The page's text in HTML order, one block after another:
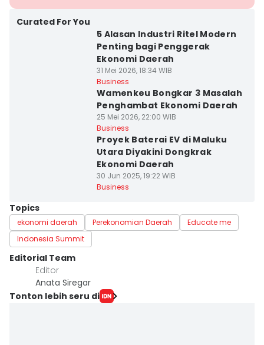
Curated For You
5 Alasan Industri Ritel Modern
Penting bagi Penggerak
Ekonomi Daerah
31 Mei 2026, 18:34 WIB
Business
Wamenkeu Bongkar 3 Masalah
Penghambat Ekonomi Daerah
25 Mei 2026, 22:00 WIB
Business
Proyek Baterai EV di Maluku
Utara Diyakini Dongkrak
Ekonomi Daerah
30 Jun 2025, 19:22 WIB
Business
Topics
ekonomi daerah Perekonomian Daerah
Educate me
Indonesia Summit
Editorial Team
Editor
Anata Siregar
Tonton lebih seru di